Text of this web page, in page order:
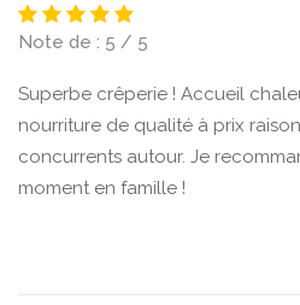
Note de : 5 / 5
Superbe crêperie ! Accueil
nourriture de qualité à prix
concurrents autour. Je
moment en famille !